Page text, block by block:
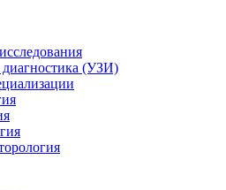
диагностика (УЗИ)